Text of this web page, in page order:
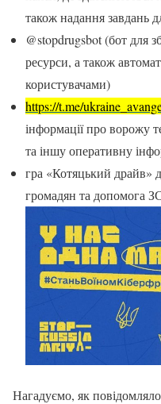
також надання завдань
@stopdrugsbot (бот для
ресурси, а також
користувачами)
https://t.me/
інформації про ворожу
та іншу оперативну
гра «Котяцький драйв»
громадян та допомога
Нагадуємо, як